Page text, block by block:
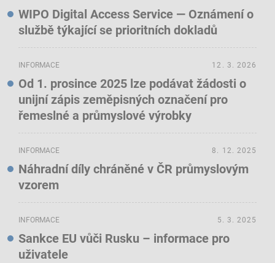
WIPO Digital Access Service — Oznámení o
službě týkající se prioritních dokladů
INFORMACE
Od 1. prosince 2025 lze podávat žádosti o
unijní zápis zeměpisných označení pro
řemeslné a průmyslové výrobky
12. 3. 2026
INFORMACE
Náhradní díly chráněné v ČR průmyslovým
vzorem
8. 12. 2025
INFORMACE
Sankce EU vůči Rusku – informace pro
uživatele
5. 3. 2025